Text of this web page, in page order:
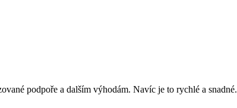
podpoře a dalším výhodám. Navíc je to rychlé a snadné.